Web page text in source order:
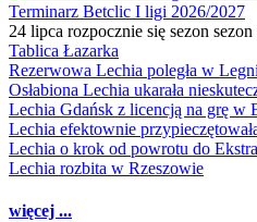
Terminarz Betclic I ligi 2026/2027
24 lipca rozpocznie się sezon
Tablica Łazarka
Rezerwowa Lechia poległa w
Osłabiona Lechia ukarała
Lechia Gdańsk z licencją na grę w
Lechia efektownie
Lechia o krok od powrotu do
Lechia rozbita w Rzeszowie
więcej ...